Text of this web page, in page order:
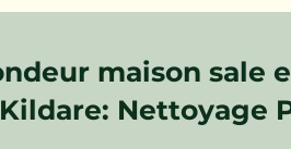
maison sale
Nettoyage